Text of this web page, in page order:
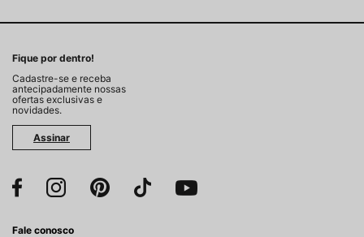
Fique por dentro!
Cadastre-se e receba
antecipadamente nossas
ofertas exclusivas e
novidades.
Assinar
Fale conosco